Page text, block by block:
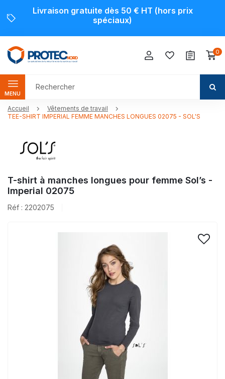
Livraison gratuite dès 50 € HT (hors prix
spéciaux)
0
MENU
Accueil
Vêtements de travail
TEE-SHIRT IMPERIAL FEMME MANCHES LONGUES 02075 - SOL'S
T-shirt à manches longues pour femme Sol’s -
Imperial 02075
Réf : 2202075